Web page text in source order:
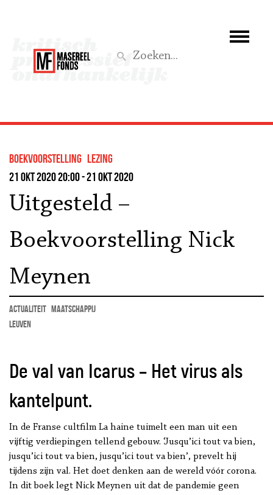
Wat we doen
Steun ons
boekvoorstelling lezing
21 okt 2020 20:00 - 21 okt 2020
Uitgesteld –
Boekvoorstelling Nick
Meynen
actualiteit maatschappij
Leuven
De val van Icarus – Het virus als
kantelpunt.
In de Franse cultfilm La haine tuimelt een man uit een
vijftig verdiepingen tellend gebouw. ‘Jusqu’ici tout va bien,
jusqu’ici tout va bien, jusqu’ici tout va bien’, prevelt hij
tijdens zijn val. Het doet denken aan de wereld vóór corona.
In dit boek legt Nick Meynen uit dat de pandemie geen